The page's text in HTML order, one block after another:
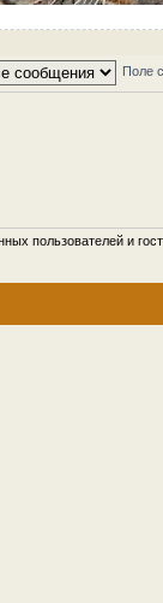
Поле
пользователей и